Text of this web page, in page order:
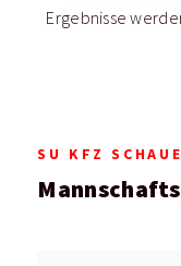
Ergebnisse
SU KFZ